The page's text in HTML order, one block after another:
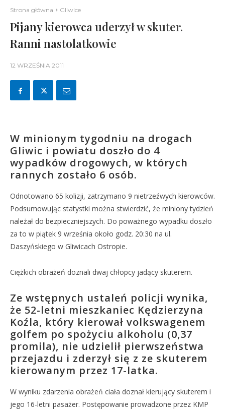
Strona główna Gliwice
Pijany kierowca uderzył w skuter.
Ranni nastolatkowie
12 WRZEŚNIA 2011
W minionym tygodniu na drogach
Gliwic i powiatu doszło do 4
wypadków drogowych, w których
rannych zostało 6 osób.
Odnotowano 65 kolizji, zatrzymano 9 nietrzeźwych kierowców.
Podsumowując statystki można stwierdzić, że miniony tydzień
należał do bezpieczniejszych. Do poważnego wypadku doszło
za to w piątek 9 września około godz. 20:30 na ul.
Daszyńskiego w Gliwicach Ostropie.
Ciężkich obrażeń doznali dwaj chłopcy jadący skuterem.
Ze wstępnych ustaleń policji wynika,
że 52-letni mieszkaniec Kędzierzyna
Koźla, który kierował volkswagenem
golfem po spożyciu alkoholu (0,37
promila), nie udzielił pierwszeństwa
przejazdu i zderzył się z ze skuterem
kierowanym przez 17-latka.
W wyniku zdarzenia obrażeń ciała doznał kierujący skuterem i
jego 16-letni pasażer. Postępowanie prowadzone przez KMP